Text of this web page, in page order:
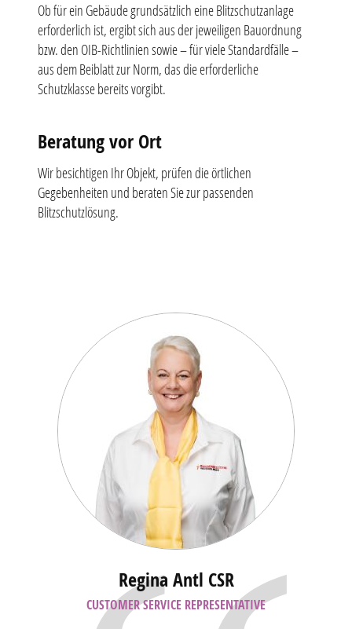
Ob für ein Gebäude grundsätzlich eine Blitzschutzanlage
erforderlich ist, ergibt sich aus der jeweiligen Bauordnung
bzw. den OIB-Richtlinien sowie – für viele Standardfälle –
aus dem Beiblatt zur Norm, das die erforderliche
Schutzklasse bereits vorgibt.
Beratung vor Ort
Wir besichtigen Ihr Objekt, prüfen die örtlichen
Gegebenheiten und beraten Sie zur passenden
Blitzschutzlösung.
Regina Antl CSR
CUSTOMER SERVICE REPRESENTATIVE